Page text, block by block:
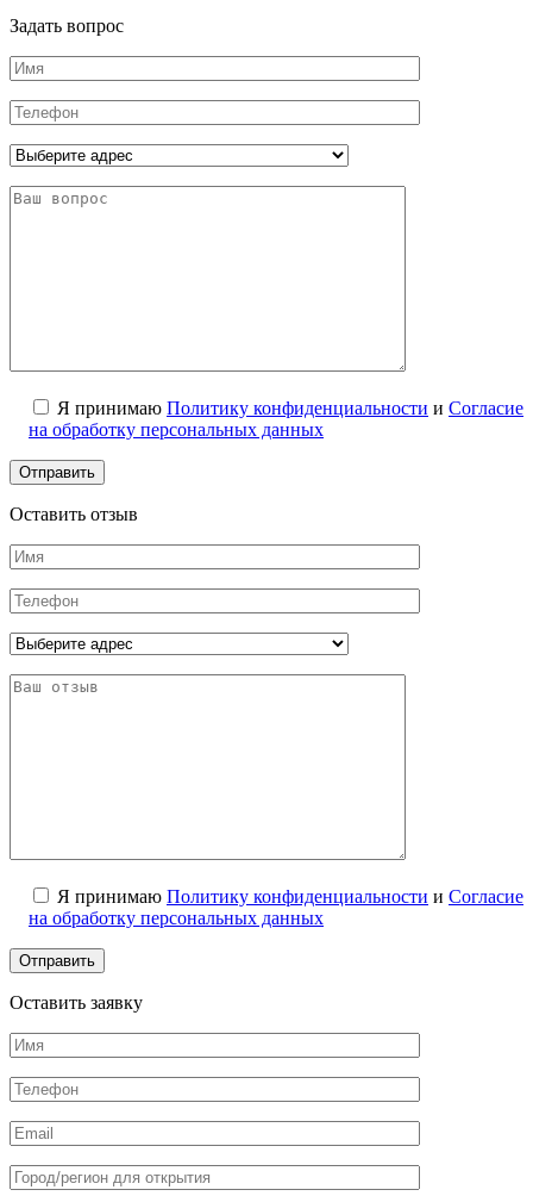
Задать вопрос
Я принимаю Политику конфиденциальности и Согласие
на обработку персональных данных
Оставить отзыв
Я принимаю Политику конфиденциальности и Согласие
на обработку персональных данных
Оставить заявку